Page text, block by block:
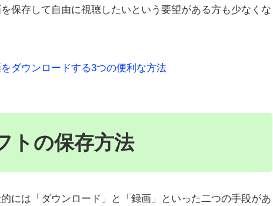
保存して自由に視聴したいという要望がある方も少なくな
ダウンロードする3つの便利な方法
トの保存方法
には「ダウンロード」と「録画」といった二つの手段があ